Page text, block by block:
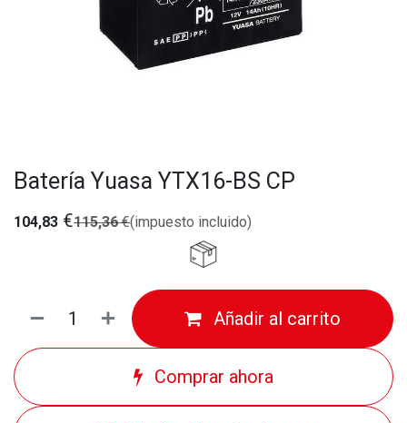
Batería Yuasa YTX16-BS CP
104,83 €115,36€(impuesto incluido)
Añadir al carrito
Comprar ahora